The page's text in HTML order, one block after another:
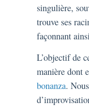
singulière,
trouve ses
façonnant
L’objectif de
manière dont
bonanza.